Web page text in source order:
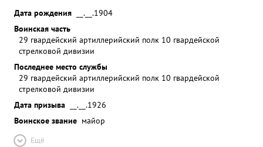
успешному выполнению боевых задач по
высокой Правительственной награды - присвое
звания ГЕРОЙ ниск СОВЕТСКОГО СОЮЗА. ...»
Дата рождения
__.__.1904
Воинская часть
29 гвардейский артиллерийский полк 10 гвардейской
стрелковой дивизии
Последнее место службы
29 гвардейский артиллерийский полк 10 гвардейской
стрелковой дивизии
Дата призыва
__.__.1926
Воинское звание майор
Ещё